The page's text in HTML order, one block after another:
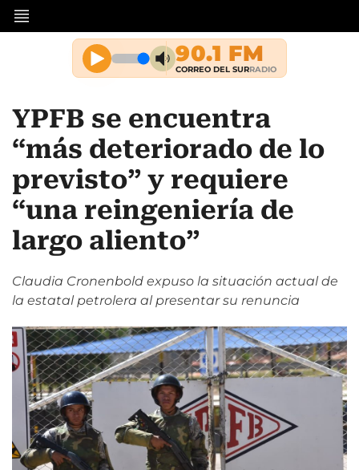
YPFB se encuentra
“más deteriorado de lo
previsto” y requiere
“una reingeniería de
largo aliento”
Claudia Cronenbold expuso la situación actual de
la estatal petrolera al presentar su renuncia